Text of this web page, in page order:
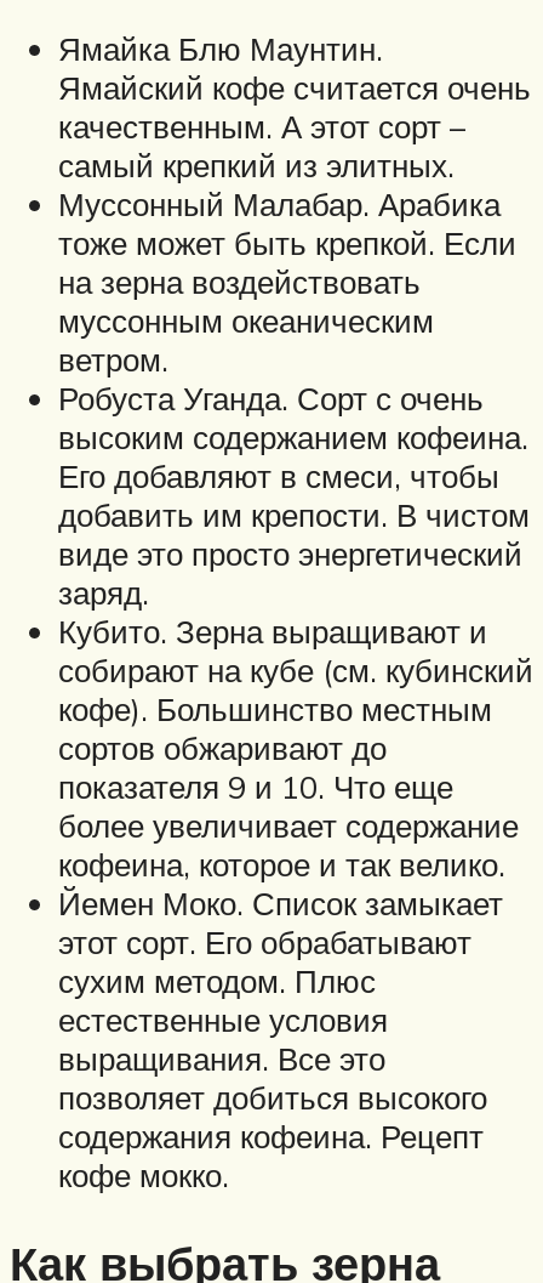
Ямайка Блю Маунтин.
Ямайский кофе считается очень
качественным. А этот сорт –
самый крепкий из элитных.
Муссонный Малабар. Арабика
тоже может быть крепкой. Если
на зерна воздействовать
муссонным океаническим
ветром.
Робуста Уганда. Сорт с очень
высоким содержанием кофеина.
Его добавляют в смеси, чтобы
добавить им крепости. В чистом
виде это просто энергетический
заряд.
Кубито. Зерна выращивают и
собирают на кубе (см. кубинский
кофе). Большинство местным
сортов обжаривают до
показателя 9 и 10. Что еще
более увеличивает содержание
кофеина, которое и так велико.
Йемен Моко. Список замыкает
этот сорт. Его обрабатывают
сухим методом. Плюс
естественные условия
выращивания. Все это
позволяет добиться высокого
содержания кофеина. Рецепт
кофе мокко.
Как выбрать зерна